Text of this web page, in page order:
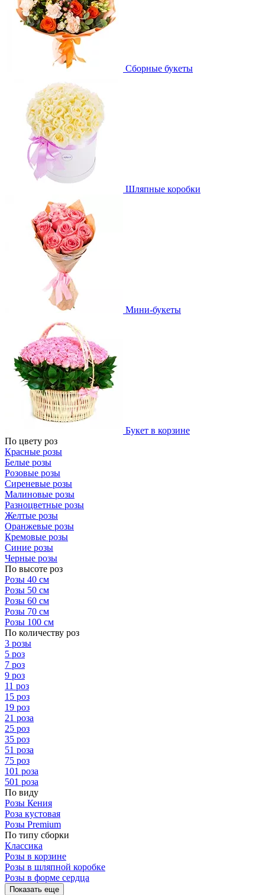
Сборные букеты
Шляпные коробки
Мини-букеты
Букет в корзине
По цвету роз
Красные розы
Белые розы
Розовые розы
Сиреневые розы
Малиновые розы
Разноцветные розы
Желтые розы
Оранжевые розы
Кремовые розы
Синие розы
Черные розы
По высоте роз
Розы 40 см
Розы 50 см
Розы 60 см
Розы 70 см
Розы 100 см
По количеству роз
3 розы
5 роз
7 роз
9 роз
11 роз
15 роз
19 роз
21 роза
25 роз
35 роз
51 роза
75 роз
101 роза
501 роза
По виду
Розы Кения
Роза кустовая
Розы Premium
По типу сборки
Классика
Розы в корзине
Розы в шляпной коробке
Розы в форме сердца
Показать еще